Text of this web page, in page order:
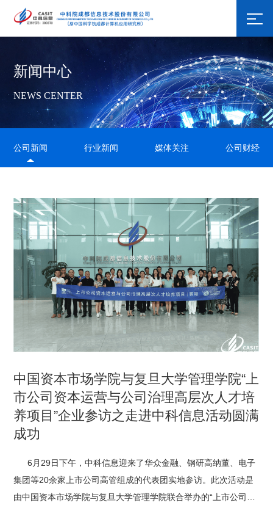
新闻中心
NEWS CENTER
公司新闻 行业新闻 媒体关注 公司财经
中国资本市场学院与复旦大学管理学院“上
市公司资本运营与公司治理高层次人才培
养项目”企业参访之走进中科信息活动圆满
成功
6月29日下午，中科信息迎来了华众金融、钢研高纳董、电子
集团等20余家上市公司高管组成的代表团实地参访。此次活动是
由中国资本市场学院与复旦大学管理学院联合举办的“上市公司资